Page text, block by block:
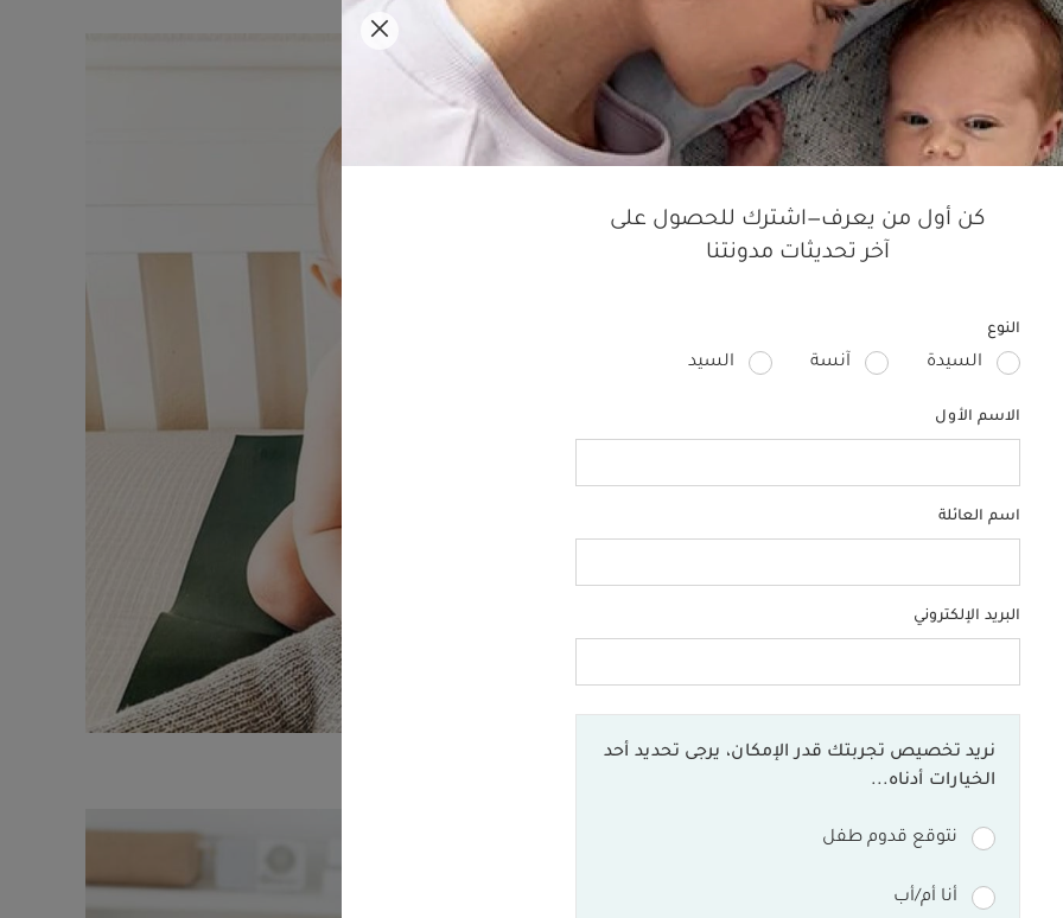
الإصبع من ماركة سمايل
وهي تأتي بتصميم آمن
أو بدونه، وتتميز برأس فرشاة
أثناء تنظيف أسنان صغيرك.
تجربة استحمام أكثر
كن أول من يعرف—اشترك للحصول على
آخر تحديثات مدونتنا
النوع
السيدة آنسة السيد
الاسم الأول
اسم العائلة
البريد الإلكتروني
نريد تخصيص تجربتك قدر الإمكان، يرجى تحديد أحد
الخيارات أدناه...
نتوقع قدوم طفل
أنا أم/أب